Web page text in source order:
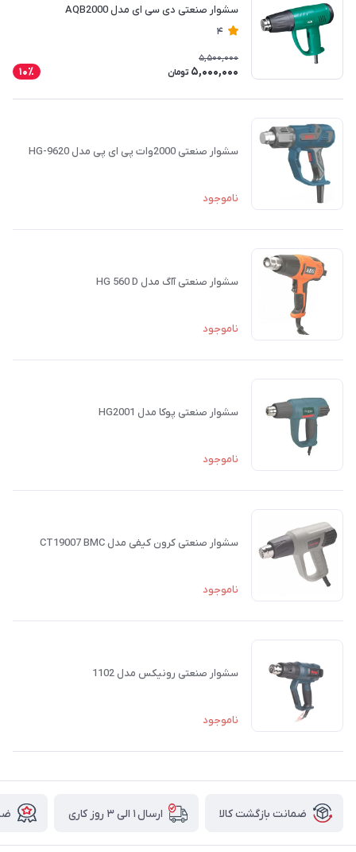
سشوار صنعتی دی سی ای مدل AQB2000
4
5,500,000
5,000,000 تومان 10٪
سشوار صنعتی 2000وات پی ای پی مدل HG-9620
ناموجود
سشوار صنعتی آاگ مدل HG 560 D
ناموجود
سشوار صنعتی پوکا مدل HG2001
ناموجود
سشوار صنعتی کرون کیفی مدل CT19007 BMC
ناموجود
سشوار صنعتی رونیکس مدل 1102
ناموجود
ضمانت بازگشت کالا ارسال ۱ الی ۳ روز کاری